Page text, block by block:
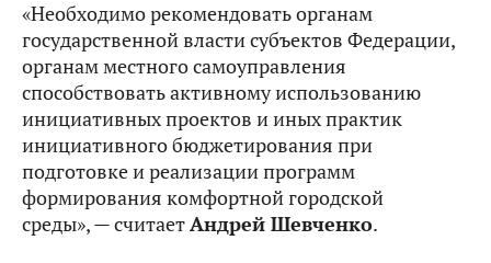
«Необходимо рекомендовать органам
государственной власти субъектов Федерации,
органам местного самоуправления
способствовать активному использованию
инициативных проектов и иных практик
инициативного бюджетирования при
подготовке и реализации программ
формирования комфортной городской
среды», — считаетАндрей Шевченко.